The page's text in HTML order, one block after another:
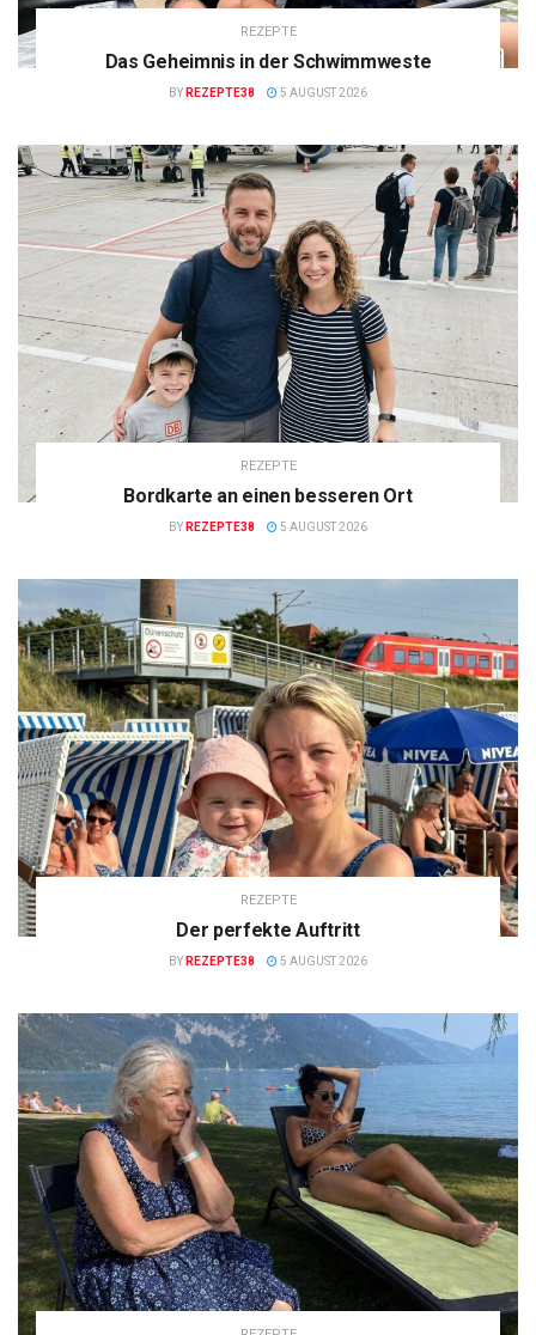
REZEPTE
Das Geheimnis in der Schwimmweste
BY REZEPTE38 5 AUGUST 2026
REZEPTE
Bordkarte an einen besseren Ort
BY REZEPTE38 5 AUGUST 2026
REZEPTE
Der perfekte Auftritt
BY REZEPTE38 5 AUGUST 2026